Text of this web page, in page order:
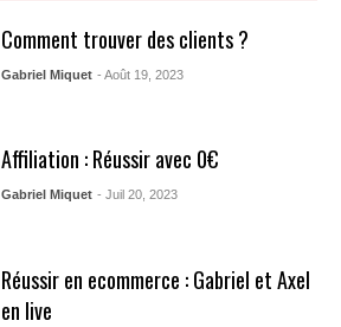
Comment trouver des clients ?
Gabriel Miquet - Août 19, 2023
Affiliation : Réussir avec 0€
Gabriel Miquet - Juil 20, 2023
Réussir en ecommerce : Gabriel et Axel
en live